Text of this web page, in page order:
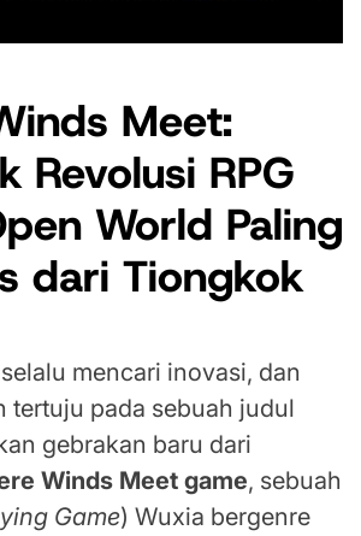
Meet:
Revolusi RPG
World Paling
dari Tiongkok
selalu mencari inovasi, dan
tertuju pada sebuah judul
gebrakan baru dari
Winds Meet game, sebuah
Game) Wuxia bergenre